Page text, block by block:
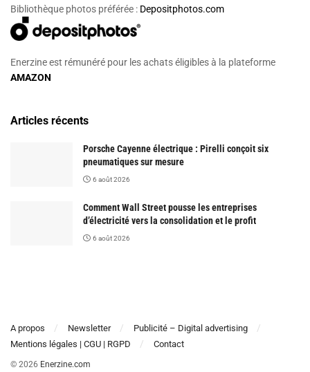
Bibliothèque photos préférée : Depositphotos.com
Enerzine est rémunéré pour les achats éligibles à la plateforme
AMAZON
Articles récents
Porsche Cayenne électrique : Pirelli conçoit six
pneumatiques sur mesure
6 août 2026
Comment Wall Street pousse les entreprises
d’électricité vers la consolidation et le profit
6 août 2026
A propos Newsletter
Publicité – Digital advertising
Mentions légales | CGU | RGPD
Contact
© 2026 Enerzine.com